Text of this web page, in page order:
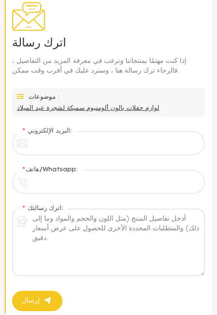
اترك رسالة
إذا كنت مهتمًا بمنتجاتنا وترغب في معرفة المزيد من التفاصيل ،
فالرجاء ترك رسالة هنا ، وسنرد عليك في أقرب وقت ممكن.
موضوعات :
لوازم حفلات بالون ألومنيوم سميكة لشجرة عيد الميلاد
* البريد الإلكتروني:
* هاتف/Whatsapp:
* اترك رسالتك:
إرسال